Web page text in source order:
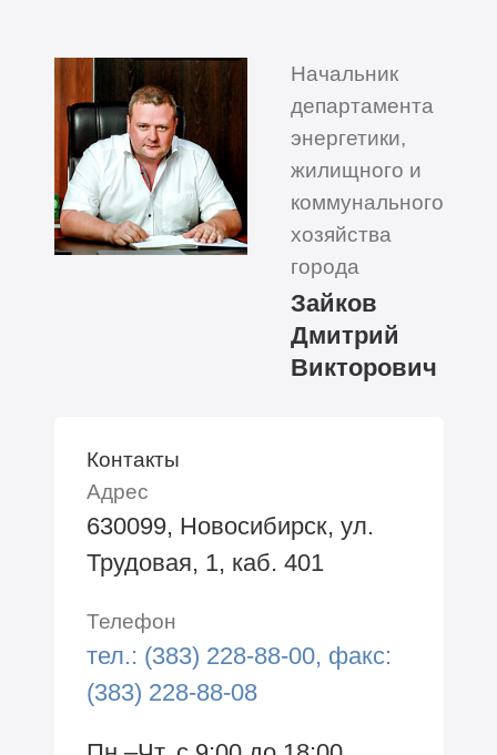
Начальник
департамента
энергетики,
жилищного и
коммунального
хозяйства
города
Зайков
Дмитрий
Викторович
Контакты
Адрес
630099, Новосибирск, ул.
Трудовая, 1, каб. 401
Телефон
тел.: (383) 228-88-00, факс:
(383) 228-88-08